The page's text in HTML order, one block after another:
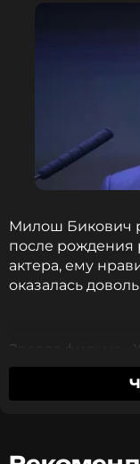
Милош Бикович
после рождения
актера, ему
оказалась
Звезда фильма
появления на
5-tv.ru.
Милош.